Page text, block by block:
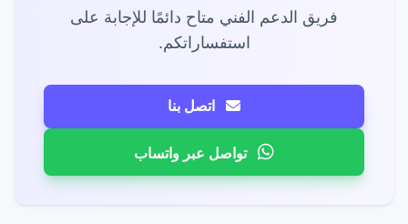
فريق الدعم الفني متاح دائمًا للإجابة على
استفساراتكم.
اتصل بنا
تواصل عبر واتساب